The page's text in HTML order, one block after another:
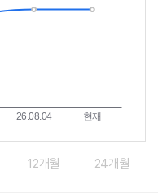
12개월 24개월